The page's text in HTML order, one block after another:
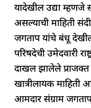
यादेखील उद्या म्हणजे
असल्याची माहिती
जगताप यांचे बंधू
परिषदेची उमेदवारी
दाखल झालेले प्राजक्त
खात्रीलायक माहिती
आमदार संग्राम